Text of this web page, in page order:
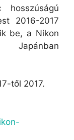
2016-2017
be, a Nikon
Japánban
től 2017.